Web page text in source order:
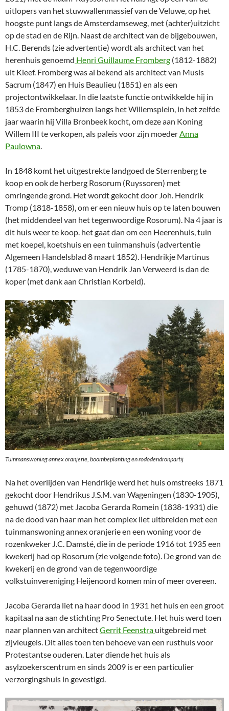
uitlopers van het stuwwallenmassief van de Veluwe, op het
hoogste punt langs de Amsterdamseweg, met (achter)uitzicht
op de stad en de Rijn. Naast de architect van de bijgebouwen,
H.C. Berends (zie advertentie) wordt als architect van het
herenhuis genoemd Henri Guillaume Fromberg (1812-1882)
uit Kleef. Fromberg was al bekend als architect van Musis
Sacrum (1847) en Huis Beaulieu (1851) en als een
projectontwikkelaar. In die laatste functie ontwikkelde hij in
1853 de Fromberghuizen langs het Willemsplein, in het zelfde
jaar waarin hij Villa Bronbeek kocht, om deze aan Koning
Willem III te verkopen, als paleis voor zijn moederAnna
Paulowna.
In 1848 komt het uitgestrekte landgoed de Sterrenberg te
koop en ook de herberg Rosorum (Ruyssoren) met
omringende grond. Het wordt gekocht door Joh. Hendrik
Tromp (1818-1858), om er een nieuw huis op te laten bouwen
(het middendeel van het tegenwoordige Rosorum). Na 4 jaar is
dit huis weer te koop. het gaat dan om een Heerenhuis, tuin
met koepel, koetshuis en een tuinmanshuis (advertentie
Algemeen Handelsblad 8 maart 1852). Hendrikje Martinus
(1785-1870), weduwe van Hendrik Jan Verweerd is dan de
koper (met dank aan Christian Korbeld).
Tuinmanswoning annex oranjerie, boombeplanting en rododendronpartij
Na het overlijden van Hendrikje werd het huis omstreeks 1871
gekocht door Hendrikus J.S.M. van Wageningen (1830-1905),
gehuwd (1872) met Jacoba Gerarda Romein (1838-1931) die
na de dood van haar man het complex liet uitbreiden met een
tuinmanswoning annex oranjerie en een woning voor de
rozenkweker J.C. Damsté, die in de periode 1916 tot 1935 een
kwekerij had op Rosorum (zie volgende foto). De grond van de
kwekerij en de grond van de tegenwoordige
volkstuinvereniging Heijenoord komen min of meer overeen.
Jacoba Gerarda liet na haar dood in 1931 het huis en een groot
kapitaal na aan de stichting Pro Senectute. Het huis werd toen
naar plannen van architectGerrit Feenstra uitgebreid met
zijvleugels. Dit alles toen ten behoeve van een rusthuis voor
Protestantse ouderen. Later diende het huis als
asylzoekerscentrum en sinds 2009 is er een particulier
verzorgingshuis in gevestigd.